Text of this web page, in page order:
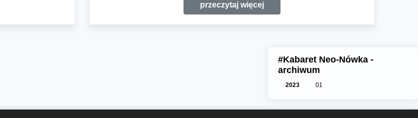
przeczytaj więcej
#Kabaret Neo-Nówka -
archiwum
2023 01